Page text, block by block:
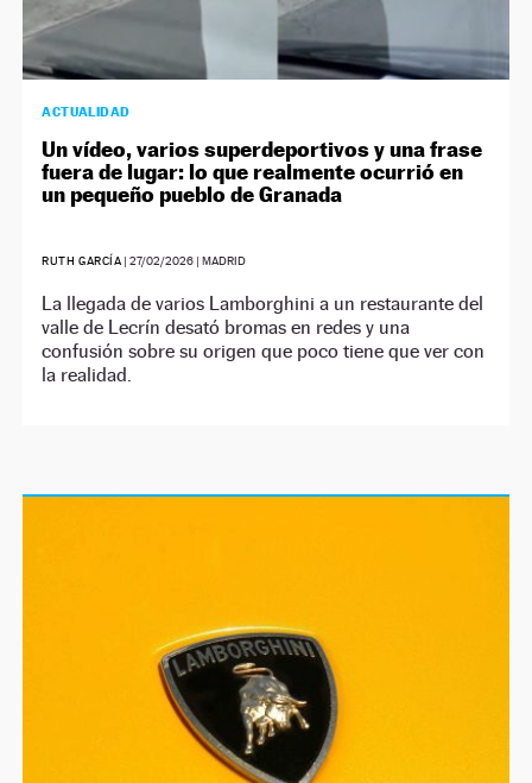
ACTUALIDAD
Un vídeo, varios superdeportivos y una frase
fuera de lugar: lo que realmente ocurrió en
un pequeño pueblo de Granada
RUTH GARCÍA |27/02/2026 | MADRID
La llegada de varios Lamborghini a un restaurante del
valle de Lecrín desató bromas en redes y una
confusión sobre su origen que poco tiene que ver con
la realidad.